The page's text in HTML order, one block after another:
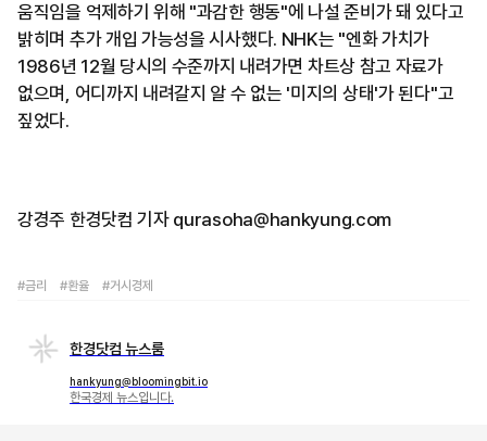
움직임을 억제하기 위해 "과감한 행동"에 나설 준비가 돼 있다고
밝히며 추가 개입 가능성을 시사했다. NHK는 "엔화 가치가
1986년 12월 당시의 수준까지 내려가면 차트상 참고 자료가
없으며, 어디까지 내려갈지 알 수 없는 '미지의 상태'가 된다"고
짚었다.
강경주 한경닷컴 기자 qurasoha@hankyung.com
#금리 #환율 #거시경제
한경닷컴 뉴스룸
hankyung@bloomingbit.io
한국경제 뉴스입니다.